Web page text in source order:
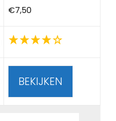
€7,50
BEKIJKEN